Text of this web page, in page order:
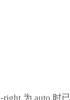
为 auto 时